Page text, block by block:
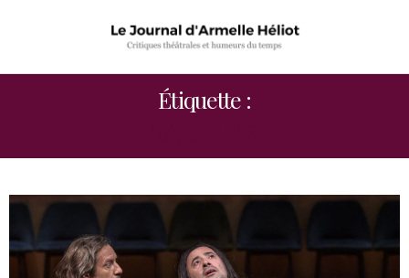
Étiquette :